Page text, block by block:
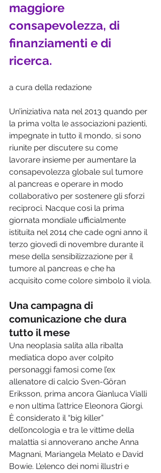
maggiore
consapevolezza, di
finanziamenti e di
ricerca.
a cura della redazione
Un’iniziativa nata nel 2013 quando per
la prima volta le associazioni pazienti,
impegnate in tutto il mondo, si sono
riunite per discutere su come
lavorare insieme per aumentare la
consapevolezza globale sul tumore
al pancreas e operare in modo
collaborativo per sostenere gli sforzi
reciproci. Nacque così la prima
giornata mondiale ufficialmente
istituita nel 2014 che cade ogni anno il
terzo giovedì di novembre durante il
mese della sensibilizzazione per il
tumore al pancreas e che ha
acquisito come colore simbolo il viola.
Una campagna di
comunicazione che dura
tutto il mese
Una neoplasia salita alla ribalta
mediatica dopo aver colpito
personaggi famosi come l’ex
allenatore di calcio Sven-Göran
Eriksson, prima ancora Gianluca Vialli
e non ultima l’attrice Eleonora Giorgi.
È considerato il “big killer”
dell’oncologia e tra le vittime della
malattia si annoverano anche Anna
Magnani, Mariangela Melato e David
Bowie. L’elenco dei nomi illustri e